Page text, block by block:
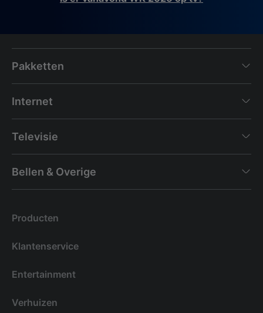
Pakketten
Internet
Televisie
Bellen & Overige
Producten
Klantenservice
Entertainment
Verhuizen